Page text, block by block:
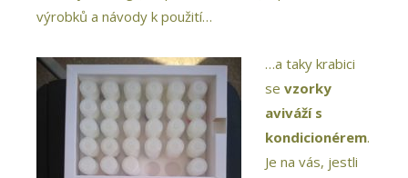
výrobků a návody k použití…
…a taky krabici
se vzorky
aviváží s
kondicionérem.
Je na vás, jestli